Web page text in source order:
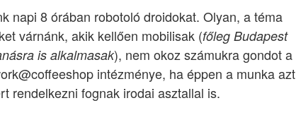
napi 8 órában robotoló droidokat. Olyan, a téma
várnánk, akik kellően mobilisak (főleg Budapest
is alkalmasak), nem okoz számukra gondot a
intézménye, ha éppen a munka azt
rendelkezni fognak irodai asztallal is.